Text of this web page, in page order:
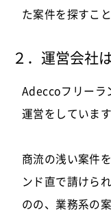
た案件を探すこ
２．運営会社
Adeccoフリーラ
運営をしています
商流の浅い案件
ンド直で請けら
のの、業務系の